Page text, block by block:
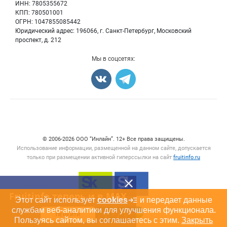
Fruitinfo теперь и в MAX
ПЕРЕЙТИ
ИНН: 7805355672
КПП: 780501001
ОГРН: 1047855085442
Юридический адрес: 196066, г. Санкт-Петербург, Московский
проспект, д. 212
Мы в соцсетях:
© 2006‑2026 ООО “Инлайн”. 12+ Все права защищены.
Использование информации, размещенной на данном сайте, допускается
только при размещении активной гиперссылки на сайт fruitinfo.ru
Этот сайт использует cookies
и передает данные
службам веб-аналитики для улучшения функционала.
Пользуясь сайтом, вы соглашаетесь с этим. Закрыть